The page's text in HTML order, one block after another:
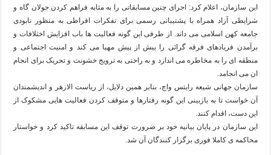
این سازمان، اعلام کرد: اجرای چنین مسابقاتی را به مثابه فراهم کردن جولان گاه و
شرایطی آزاد همراه با پشتیبانی رسمی برای تفکرات افراطی به منظور نابودی
جامعه کهن اسلامی می داند. از طرفی این گونه فعالیت ها باب افزایش اختلافات و
برآمدن فریادهای فرقه گرائی را بیش از پیش مهیا می کند و امنیت اجتماعی و
منطقه ای را به مخاطره می اندازد و به راحتی به ترویج خشونت و تحریک برای انجام
ان می انجامد.
سازمان جهانی شیعه رایتس واچ، بنابر همین دلایل، از ریاست الازهر و اندیشمندان
آن خواست تا به بازبینی این گونه رفتارها و متوقف کردن فعالیت هایی مشکوک از
این دست، اقدام کنند.
این سازمان در پایان بیانیه خود بر ضرورت توقف این مسابقه تاکید کرد و خواستار
محاکمه ی کاملا فوری برگزار کنندگان آن شد.